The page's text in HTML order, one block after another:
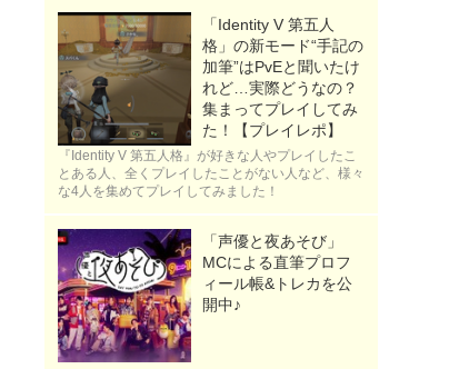
「Identity V 第五人
格」の新モード“手記の
加筆”はPvEと聞いたけ
れど…実際どうなの？
集まってプレイしてみ
た！【プレイレポ】
『Identity V 第五人格』が好きな人やプレイしたこ
とある人、全くプレイしたことがない人など、様々
な4人を集めてプレイしてみました！
「声優と夜あそび」
MCによる直筆プロフ
ィール帳&トレカを公
開中♪